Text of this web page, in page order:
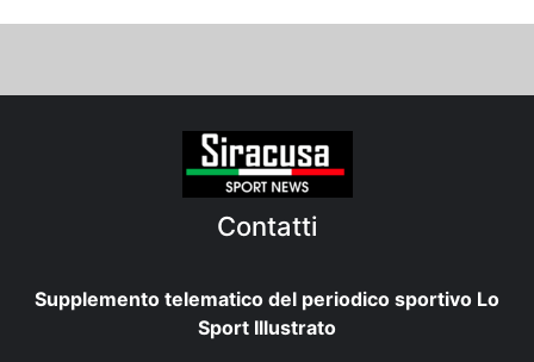
Contatti
Supplemento telematico del periodico sportivo Lo
Sport Illustrato